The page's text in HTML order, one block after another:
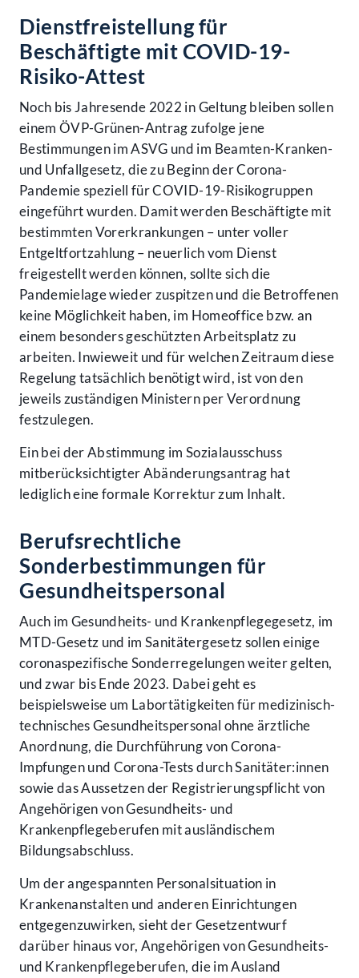
Dienstfreistellung für
Beschäftigte mit COVID-19-
Risiko-Attest
Noch bis Jahresende 2022 in Geltung bleiben sollen
einem ÖVP-Grünen-Antrag zufolge jene
Bestimmungen im ASVG und im Beamten-Kranken-
und Unfallgesetz, die zu Beginn der Corona-
Pandemie speziell für COVID-19-Risikogruppen
eingeführt wurden. Damit werden Beschäftigte mit
bestimmten Vorerkrankungen – unter voller
Entgeltfortzahlung – neuerlich vom Dienst
freigestellt werden können, sollte sich die
Pandemielage wieder zuspitzen und die Betroffenen
keine Möglichkeit haben, im Homeoffice bzw. an
einem besonders geschützten Arbeitsplatz zu
arbeiten. Inwieweit und für welchen Zeitraum diese
Regelung tatsächlich benötigt wird, ist von den
jeweils zuständigen Ministern per Verordnung
festzulegen.
Ein bei der Abstimmung im Sozialausschuss
mitberücksichtigter Abänderungsantrag hat
lediglich eine formale Korrektur zum Inhalt.
Berufsrechtliche
Sonderbestimmungen für
Gesundheitspersonal
Auch im Gesundheits- und Krankenpflegegesetz, im
MTD-Gesetz und im Sanitätergesetz sollen einige
coronaspezifische Sonderregelungen weiter gelten,
und zwar bis Ende 2023. Dabei geht es
beispielsweise um Labortätigkeiten für medizinisch-
technisches Gesundheitspersonal ohne ärztliche
Anordnung, die Durchführung von Corona-
Impfungen und Corona-Tests durch Sanitäter:innen
sowie das Aussetzen der Registrierungspflicht von
Angehörigen von Gesundheits- und
Krankenpflegeberufen mit ausländischem
Bildungsabschluss.
Um der angespannten Personalsituation in
Krankenanstalten und anderen Einrichtungen
entgegenzuwirken, sieht der Gesetzentwurf
darüber hinaus vor, Angehörigen von Gesundheits-
und Krankenpflegeberufen, die im Ausland